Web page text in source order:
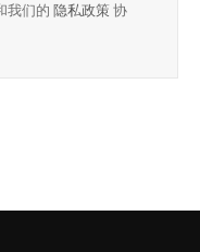
我们的 隐私政策协